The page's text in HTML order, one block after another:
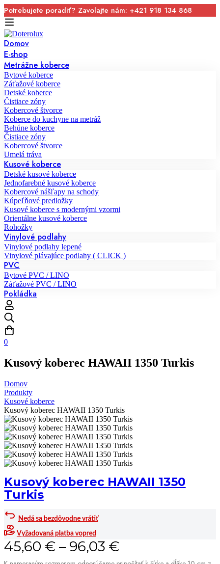
Potrebujete poradiť? Zavolajte nám: +421 918 134 868
Domov
E-shop
Metrážne koberce
Bytové koberce
Záťažové koberce
Detské koberce
Čistiace zóny
Kobercové štvorce
Koberce do kuchyne na metráž
Behúne koberce
Čistiace zóny
Kobercové štvorce
Umelá tráva
Kusové koberce
Detské kusové koberce
Jednofarebné kusové koberce
Kobercové nášľapy na schody
Kúpeľňové predložky
Kusové koberce s modernými vzormi
Orientálne kusové koberce
Rohožky
Vinylové podlahy
Vinylové podlahy lepené
Vinylové plávajúce podlahy ( CLICK )
PVC
Bytové PVC / LINO
Záťažové PVC / LINO
Pokládka
0
Kusový koberec HAWAII 1350 Turkis
Domov
Produkty
Kusové koberce
Kusový koberec HAWAII 1350 Turkis
Kusový koberec HAWAII 1350
Turkis
Nedá sa bezdôvodne vrátiť
Vyžadovaná platba vopred
45,60 € – 96,03 €